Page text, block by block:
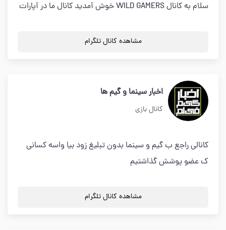
سلام به كانال WILD GAMERS خوش آمديد كانال ما در آپارات
مشاهده کانال تلگرام
اخبار سینما و گیم ها
کانال بازی
کانالی راجع ب گیم و سینما بدون تبلیغ زود بیا واسه کسانی
ک عضو پوشش گذاشتیم
مشاهده کانال تلگرام